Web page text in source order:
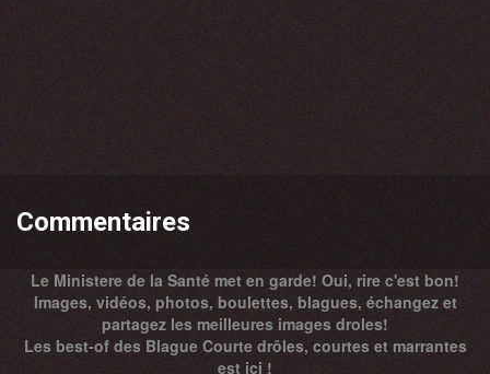
Commentaires
Le Ministere de la Santé met en garde! Oui, rire c'est bon!
Images, vidéos, photos, boulettes, blagues, échangez et
partagez les meilleures images droles!
Les best-of des Blague Courte drôles, courtes et marrantes
est ici !